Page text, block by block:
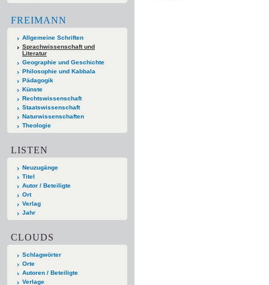
FREIMANN
Allgemeine Schriften
Sprachwissenschaft und
Literatur
Geographie und Geschichte
Philosophie und Kabbala
Pädagogik
Künste
Rechtswissenschaft
Staatswissenschaft
Naturwissenschaften
Theologie
LISTEN
Neuzugänge
Titel
Autor / Beteiligte
Ort
Verlag
Jahr
CLOUDS
Schlagwörter
Orte
Autoren / Beteiligte
Verlage